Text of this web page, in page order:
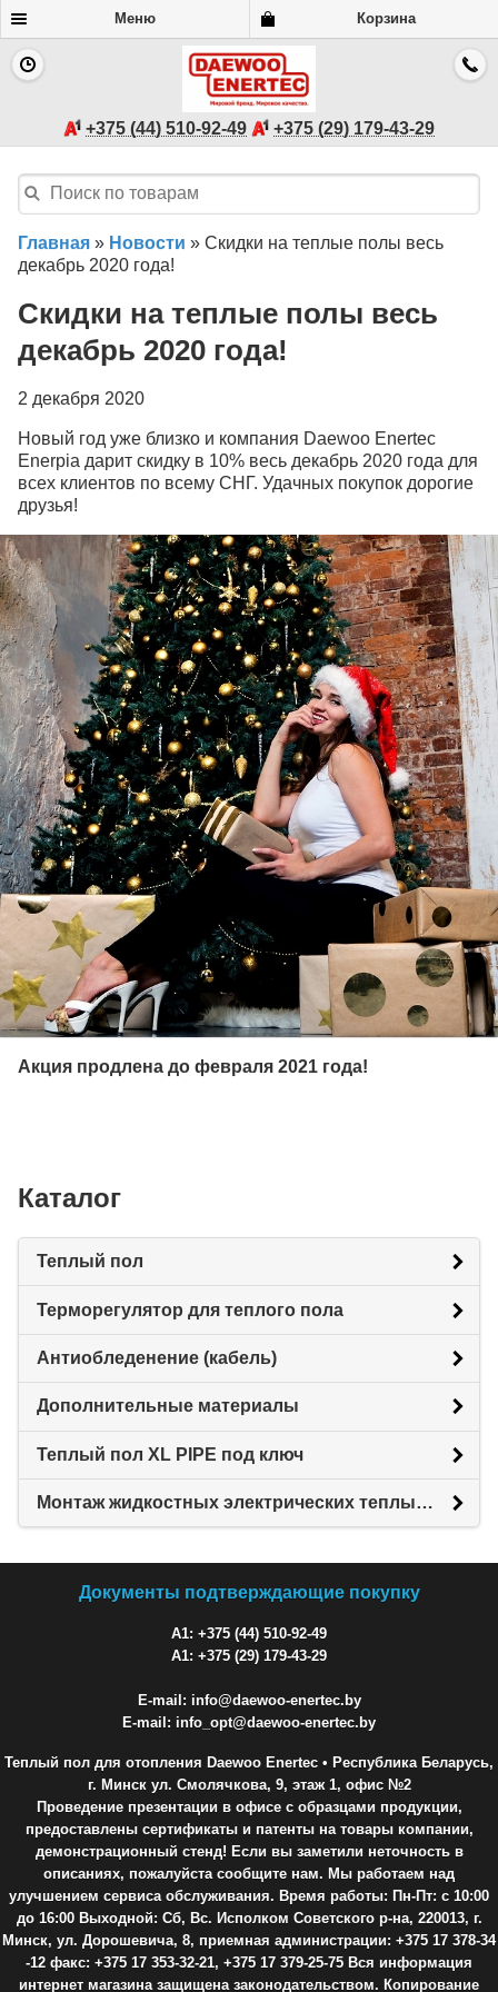
Меню Корзина
+375 (44) 510-92-49 +375 (29) 179-43-29
Главная » Новости » Скидки на теплые полы весь
декабрь 2020 года!
Скидки на теплые полы весь
декабрь 2020 года!
2 декабря 2020
Новый год уже близко и компания Daewoo Enertec
Enerpia дарит скидку в 10% весь декабрь 2020 года для
всех клиентов по всему СНГ. Удачных покупок дорогие
друзья!
Акция продлена до февраля 2021 года!
Каталог
Теплый пол
Терморегулятор для теплого пола
Антиобледенение (кабель)
Дополнительные материалы
Теплый пол XL PIPE под ключ
Монтаж жидкостных электрических теплых полов XL PIPE
Документы подтверждающие покупку
A1: +375 (44) 510-92-49
A1: +375 (29) 179-43-29
E-mail: info@daewoo-enertec.by
E-mail: info_opt@daewoo-enertec.by
Теплый пол для отопления Daewoo Enertec • Республика Беларусь,
г. Минск ул. Смолячкова, 9, этаж 1, офис №2
Проведение презентации в офисе с образцами продукции,
предоставлены сертификаты и патенты на товары компании,
демонстрационный стенд! Если вы заметили неточность в
описаниях, пожалуйста сообщите нам. Мы работаем над
улучшением сервиса обслуживания. Время работы: Пн-Пт: с 10:00
до 16:00 Выходной: Сб, Вс. Исполком Советского р-на, 220013, г.
Минск, ул. Дорошевича, 8, приемная администрации: +375 17 378-34
-12 факс: +375 17 353-32-21, +375 17 379-25-75 Вся информация
интернет магазина защищена законодательством. Копирование